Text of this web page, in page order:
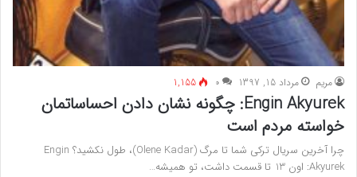
مريم مرداد 15, 1397 ۰ 1,155
Engin Akyurek: چگونه نشان دادن احساساتمان
خواسته مردم است
چرا آخرین سریال ترکی شما تا مرگ (Olene Kadar)، طول نکشید؟ Engin
Akyurek: اون 13 تا قسمت داشت، تو همیشه…